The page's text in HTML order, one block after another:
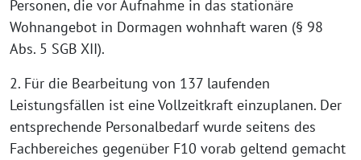
Personen, die vor Aufnahme in das stationäre
Wohnangebot in Dormagen wohnhaft waren (§ 98
Abs. 5 SGB XII).
2. Für die Bearbeitung von 137 laufenden
Leistungsfällen ist eine Vollzeitkraft einzuplanen. Der
entsprechende Personalbedarf wurde seitens des
Fachbereiches gegenüber F10 vorab geltend gemacht